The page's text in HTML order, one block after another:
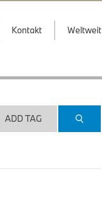
Kontakt Weltweit
ADD TAG